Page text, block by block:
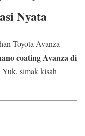
Nyata
Toyota Avanza
coating Avanza di
simak kisah